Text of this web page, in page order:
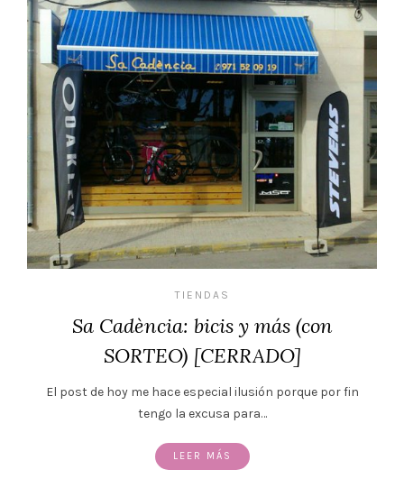
TIENDAS
Sa Cadència: bicis y más (con
SORTEO) [CERRADO]
El post de hoy me hace especial ilusión porque por fin
tengo la excusa para…
LEER MÁS